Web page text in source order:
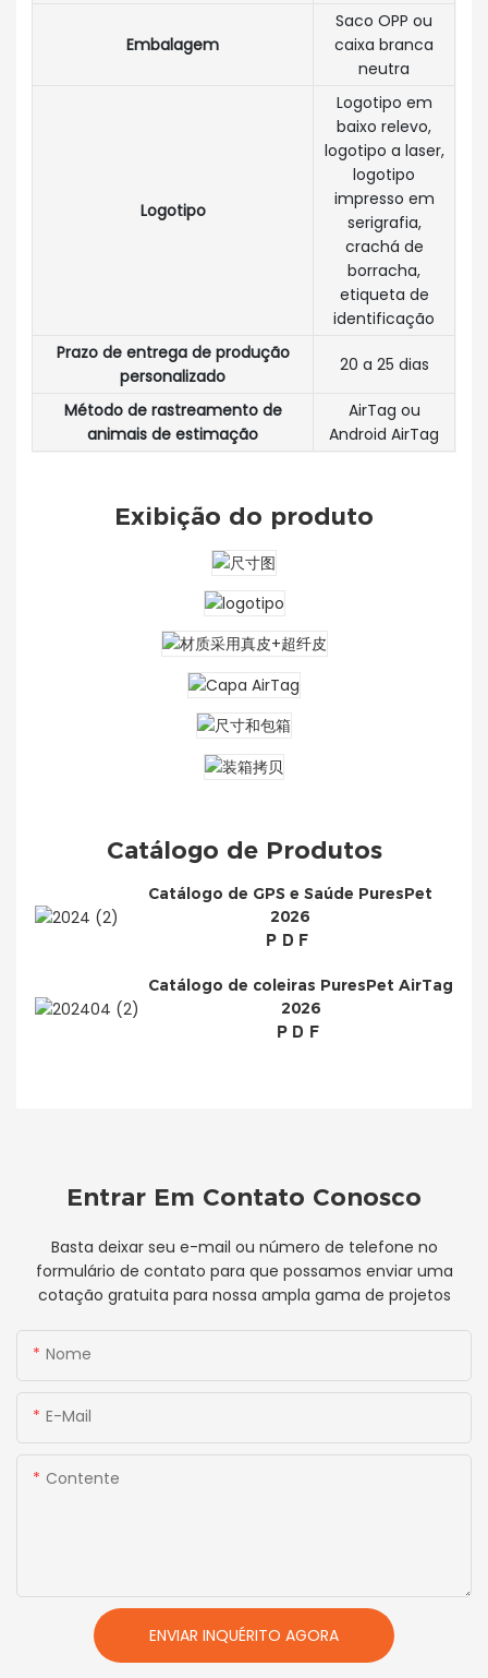
Embalagem
Saco OPP ou
caixa branca
neutra
Logotipo
Logotipo em
baixo relevo,
logotipo a laser,
logotipo
impresso em
serigrafia,
crachá de
borracha,
etiqueta de
identificação
Prazo de entrega de produção
personalizado
20 a 25 dias
Método de rastreamento de
animais de estimação
AirTag ou
Android AirTag
Exibição do produto
Catálogo de Produtos
Catálogo de GPS e Saúde PuresPet
2026
PDF
Catálogo de coleiras PuresPet AirTag
2026
PDF
Entrar Em Contato Conosco
Basta deixar seu e-mail ou número de telefone no
formulário de contato para que possamos enviar uma
cotação gratuita para nossa ampla gama de projetos
Nome
E-Mail
Contente
ENVIAR INQUÉRITO AGORA